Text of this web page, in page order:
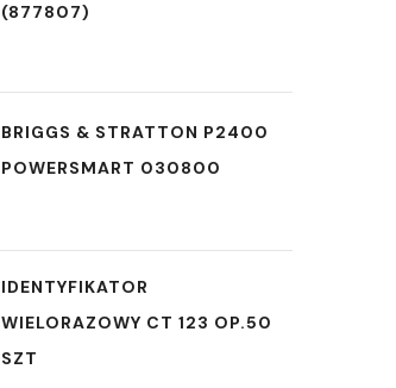
(877807)
BRIGGS & STRATTON P2400
POWERSMART 030800
IDENTYFIKATOR
WIELORAZOWY CT 123 OP.50
SZT